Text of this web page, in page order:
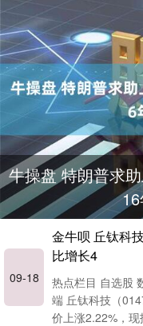
牛操盘 特朗普求
09-18
金牛呗 丘钛科
比增长4
热点栏目 自选股
端 丘钛科技（
价上涨2.22%，